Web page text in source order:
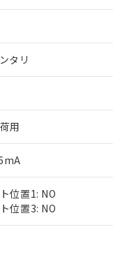
タリ
用
位置1: NO
位置3: NO
応状況
対応済み：EU RoHS指
予定：EU RoHS指令
予定なし：EU RoHS